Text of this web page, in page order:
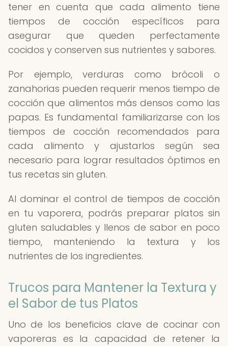
tener en cuenta que cada alimento tiene
tiempos de cocción específicos para
asegurar que queden perfectamente
cocidos y conserven sus nutrientes y sabores.
Por ejemplo, verduras como brócoli o
zanahorias pueden requerir menos tiempo de
cocción que alimentos más densos como las
papas. Es fundamental familiarizarse con los
tiempos de cocción recomendados para
cada alimento y ajustarlos según sea
necesario para lograr resultados óptimos en
tus recetas sin gluten.
Al dominar el control de tiempos de cocción
en tu vaporera, podrás preparar platos sin
gluten saludables y llenos de sabor en poco
tiempo, manteniendo la textura y los
nutrientes de los ingredientes.
Trucos para Mantener la Textura y
el Sabor de tus Platos
Uno de los beneficios clave de cocinar con
vaporeras es la capacidad de retener la